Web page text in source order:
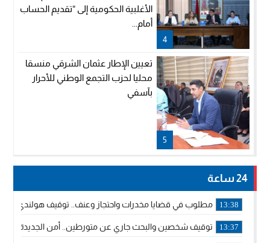
4
الأغلبية الحكومية إلى “تقديم الحساب
أمام...
5
تعيين الإطار عثمان الشرقي منسقا
محليا لحزب التجمع الوطني للأحرار
بآسفي
24 ساعة
13:38 مطلوب في قضايا مخدرات واحتجاز وعنف.. توقيف هولندي
13:37 توقيف شخصين والبحث جاري عن متورطين.. أمن الجديدة يفك